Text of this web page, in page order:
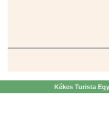
Kékes Turista